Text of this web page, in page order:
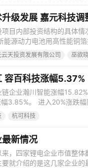
级发展 嘉元科技
目内部投资结构的具体
源动力电池用高性能铜
目可行性研究报告”进行了
天投资发展有限公司 巫欲
容百科技涨幅5.37%
企业瀚川智能涨幅
3.85%。 进入20%涨跌
智能涨幅15.82%，容百科
杭可科技
新情况
，四家锂电企业市值整
就介绍的是这几家企业